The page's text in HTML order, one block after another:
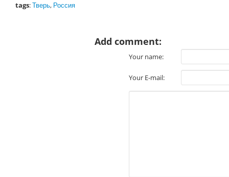
tags:Тверь, Россия
Add comment:
Your name:
Your E-mail: